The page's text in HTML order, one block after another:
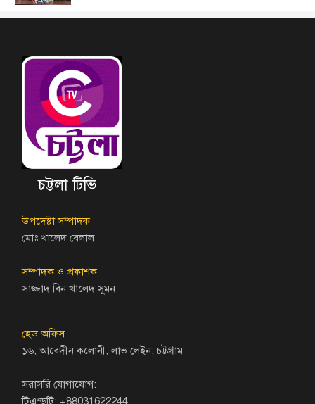
চট্টলা টিভি
উপদেষ্টা সম্পাদক
মোঃ খালেদ বেলাল
সম্পাদক ও প্রকাশক
সাজ্জাদ বিন খালেদ সুমন
হেড অফিস
১৬, আবেদীন কলোনী, লাভ লেইন, চট্টগ্রাম।
সরাসরি যোগাযোগ:
টিএন্ডটি: +88031622244